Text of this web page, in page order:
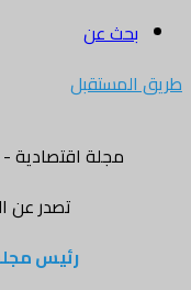
بحث عن
طريق المستقبل
مجلة اقتصادية -
تصدر عن
رئيس